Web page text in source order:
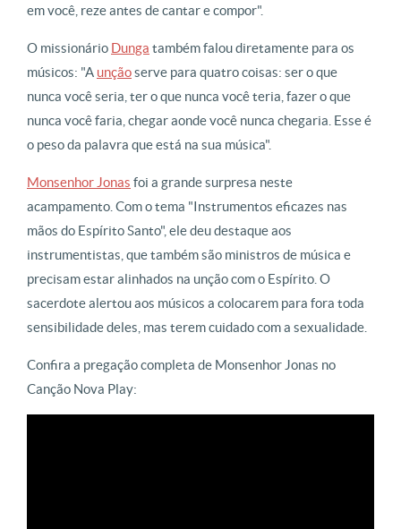
em você, reze antes de cantar e compor".
O missionário Dunga também falou diretamente para os
músicos: "A unçãoserve para quatro coisas: ser o que
nunca você seria, ter o que nunca você teria, fazer o que
nunca você faria, chegar aonde você nunca chegaria. Esse é
o peso da palavra que está na sua música".
Monsenhor Jonas foi a grande surpresa neste
acampamento. Com o tema "Instrumentos eficazes nas
mãos do Espírito Santo", ele deu destaque aos
instrumentistas, que também são ministros de música e
precisam estar alinhados na unção com o Espírito. O
sacerdote alertou aos músicos a colocarem para fora toda
sensibilidade deles, mas terem cuidado com a sexualidade.
Confira a pregação completa de Monsenhor Jonas no
Canção Nova Play: